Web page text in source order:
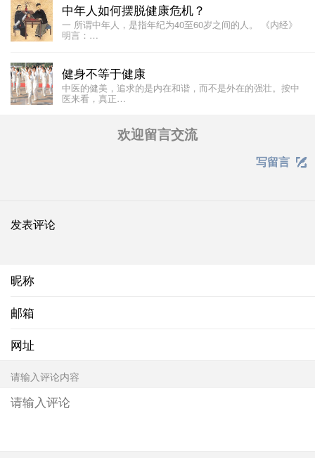
中年人如何摆脱健康危机？
一 所谓中年人，是指年纪为40至60岁之间的人。 《内经》
明言：…
健身不等于健康
中医的健美，追求的是内在和谐，而不是外在的强壮。按中
医来看，真正…
欢迎留言交流
写留言 
发表评论
昵称
邮箱
网址
请输入评论内容